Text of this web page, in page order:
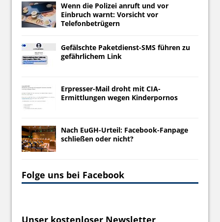
Wenn die Polizei anruft und vor
Einbruch warnt: Vorsicht vor
Telefonbetrügern
Gefälschte Paketdienst-SMS führen zu
gefährlichem Link
Erpresser-Mail droht mit CIA-
Ermittlungen wegen Kinderpornos
Nach EuGH-Urteil: Facebook-Fanpage
schließen oder nicht?
Folge uns bei Facebook
Unser kostenloser Newsletter